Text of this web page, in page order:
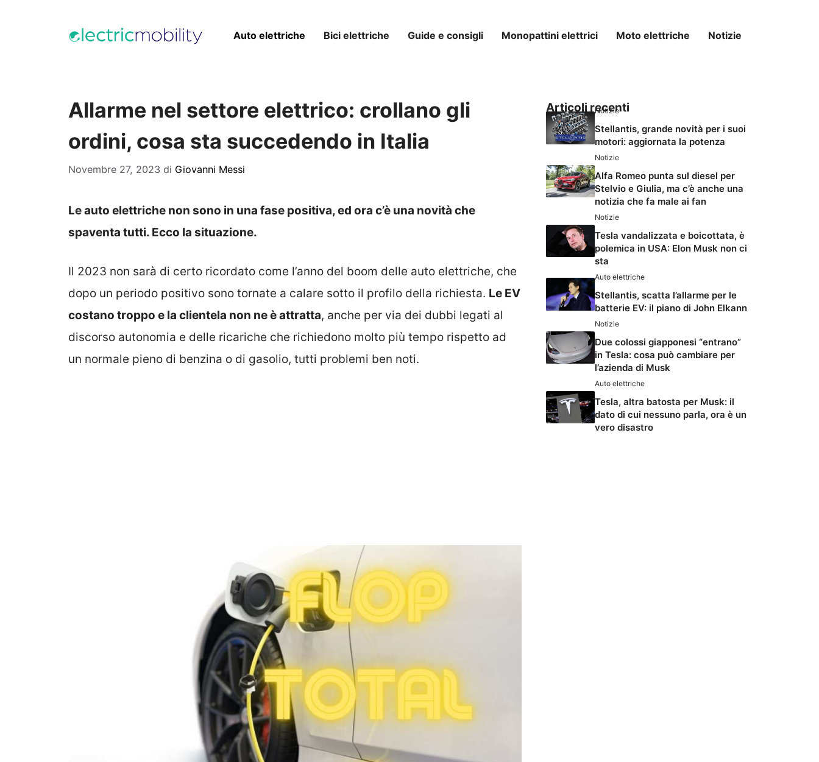
Auto elettriche Bici elettriche Guide e consigli Monopattini elettrici Moto elettriche Notizie
Allarme nel settore elettrico: crollano gli
ordini, cosa sta succedendo in Italia
Novembre 27, 2023 di Giovanni Messi
Le auto elettriche non sono in una fase positiva, ed ora c’è una novità che
spaventa tutti. Ecco la situazione.
Il 2023 non sarà di certo ricordato come l’anno del boom delle auto elettriche, che
dopo un periodo positivo sono tornate a calare sotto il profilo della richiesta. Le EV
costano troppo e la clientela non ne è attratta, anche per via dei dubbi legati al
discorso autonomia e delle ricariche che richiedono molto più tempo rispetto ad
un normale pieno di benzina o di gasolio, tutti problemi ben noti.
Articoli recenti
Notizie
Stellantis, grande novità per i suoi
motori: aggiornata la potenza
Notizie
Alfa Romeo punta sul diesel per
Stelvio e Giulia, ma c’è anche una
notizia che fa male ai fan
Notizie
Tesla vandalizzata e boicottata, è
polemica in USA: Elon Musk non ci
sta
Auto elettriche
Stellantis, scatta l’allarme per le
batterie EV: il piano di John Elkann
Notizie
Due colossi giapponesi “entrano”
in Tesla: cosa può cambiare per
l’azienda di Musk
Auto elettriche
Tesla, altra batosta per Musk: il
dato di cui nessuno parla, ora è un
vero disastro